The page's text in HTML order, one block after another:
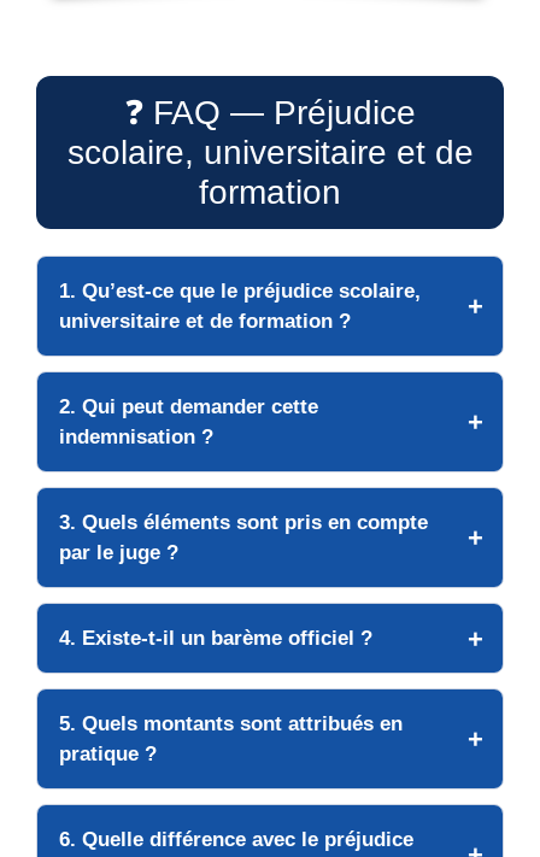
❓ FAQ — Préjudice
scolaire, universitaire et de
formation
1. Qu’est-ce que le préjudice scolaire,
universitaire et de formation ?
2. Qui peut demander cette
indemnisation ?
3. Quels éléments sont pris en compte
par le juge ?
4. Existe-t-il un barème officiel ?
5. Quels montants sont attribués en
pratique ?
6. Quelle différence avec le préjudice